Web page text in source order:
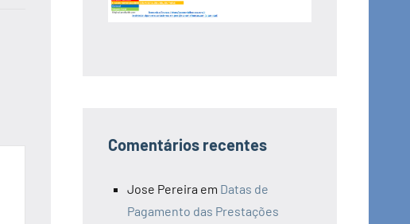
Comentários recentes
Jose Pereira em Datas de
Pagamento das Prestações